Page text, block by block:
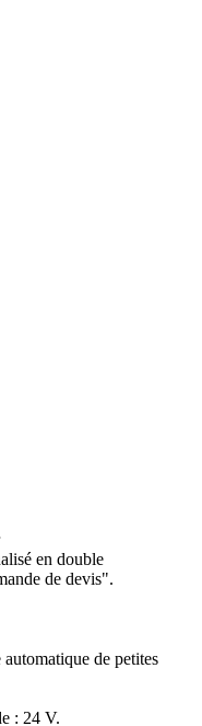
en double
de devis".
automatique de petites
: 24 V.